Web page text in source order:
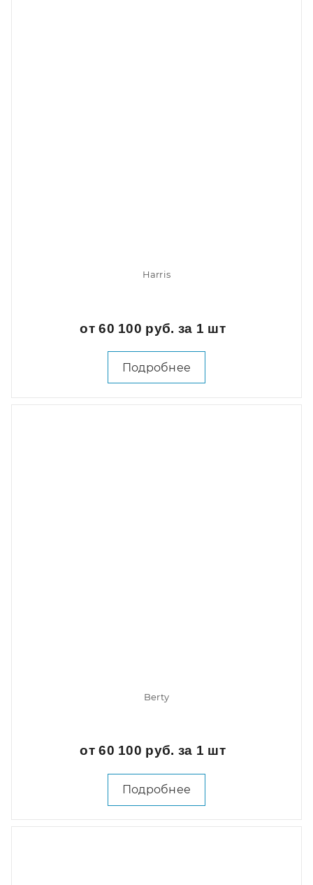
Harris
от 60 100 руб. за 1 шт
Подробнее
Berty
от 60 100 руб. за 1 шт
Подробнее